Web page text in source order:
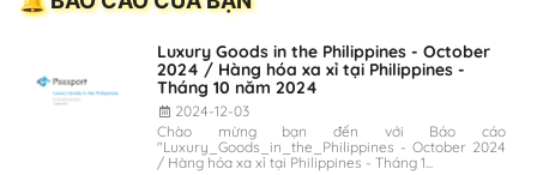
Luxury Goods in the Philippines - October
2024 / Hàng hóa xa xỉ tại Philippines -
Tháng 10 năm 2024
2024-12-03
Chào mừng bạn đến với Báo cáo
"Luxury_Goods_in_the_Philippines - October 2024
/ Hàng hóa xa xỉ tại Philippines - Tháng 1...